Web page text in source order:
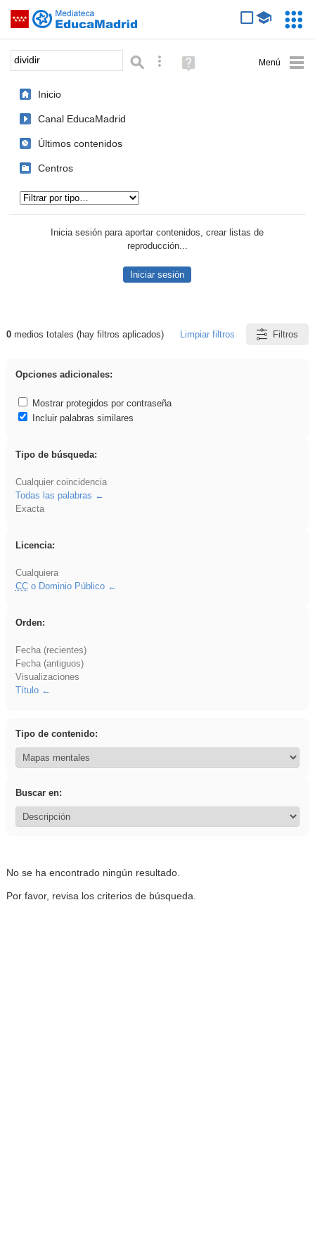
Saltar navegación
Palabra o frase: Búsqueda avanzada
Ayuda
(en
Inicio
Canal EducaMadrid
Últimos contenidos
Centros
Inicia sesión para aportar contenidos, crear listas de
reproducción...
Iniciar sesión
Resultados de: dividir
0medios totales (hay filtros aplicados) Limpiar filtros Filtros
Opciones adicionales:
Mostrar protegidos por contraseña
Incluir palabras similares
Tipo de búsqueda:
Cualquier coincidencia
Todas las palabras
Exacta
Licencia:
Cualquiera
CCo Dominio Público
Orden:
Fecha (recientes)
Fecha (antiguos)
Visualizaciones
Título
Tipo de contenido:
Buscar en:
No se ha encontrado ningún resultado.
Por favor, revisa los criterios de búsqueda.